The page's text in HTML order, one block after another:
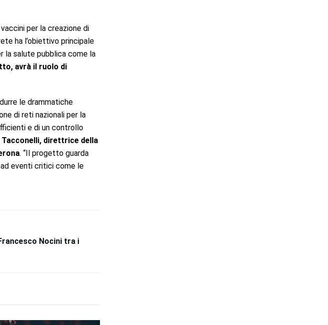
per la creazione di
ha l’obiettivo principale
la salute pubblica come la
avrà il ruolo di
le drammatiche
di reti nazionali per la
e di un controllo
Tacconelli, direttrice della
. “Il progetto guarda
eventi critici come le
Nocini tra i